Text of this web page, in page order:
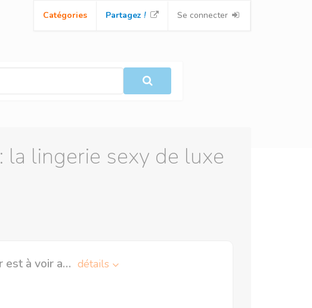
Catégories Partagez ! Se connecter
: la lingerie sexy de luxe
La rubrique Soldes/Outlet d'Agent Provocateur est à voir absolument : retrouvez de superbes modèles avec des réductions pouvant aller jusqu'à 60% ! détails